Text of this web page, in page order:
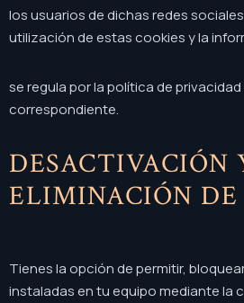
los usuarios de dichas redes
utilización de estas cookies y la
se regula por la política de
correspondiente.
DESACTIVACIÓN
ELIMINACIÓN DE
Tienes la opción de permitir,
instaladas en tu equipo mediante la